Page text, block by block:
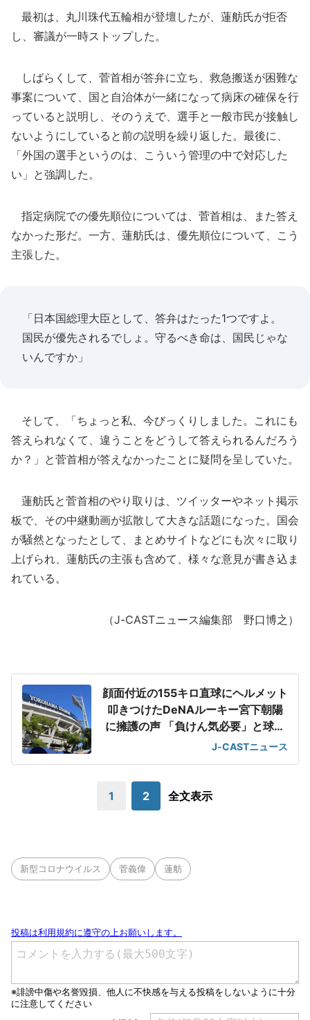
最初は、丸川珠代五輪相が登壇したが、蓮舫氏が拒否
し、審議が一時ストップした。
しばらくして、菅首相が答弁に立ち、救急搬送が困難な
事案について、国と自治体が一緒になって病床の確保を行
っていると説明し、そのうえで、選手と一般市民が接触し
ないようにしていると前の説明を繰り返した。最後に、
「外国の選手というのは、こういう管理の中で対応した
い」と強調した。
指定病院での優先順位については、菅首相は、また答え
なかった形だ。一方、蓮舫氏は、優先順位について、こう
主張した。
「日本国総理大臣として、答弁はたった1つですよ。
国民が優先されるでしょ。守るべき命は、国民じゃな
いんですか」
そして、「ちょっと私、今びっくりしました。これにも
答えられなくて、違うことをどうして答えられるんだろう
か？」と菅首相が答えなかったことに疑問を呈していた。
蓮舫氏と菅首相のやり取りは、ツイッターやネット掲示
板で、その中継動画が拡散して大きな話題になった。国会
が騒然となったとして、まとめサイトなどにも次々に取り
上げられ、蓮舫氏の主張も含めて、様々な意見が書き込ま
れている。
（J-CASTニュース編集部 野口博之）
顔面付近の155キロ直球にヘルメット
叩きつけたDeNAルーキー宮下朝陽
に擁護の声 「負けん気必要」と球団
J-CASTニュース
1 2 全文表示
新型コロナウイルス 菅義偉 蓮舫